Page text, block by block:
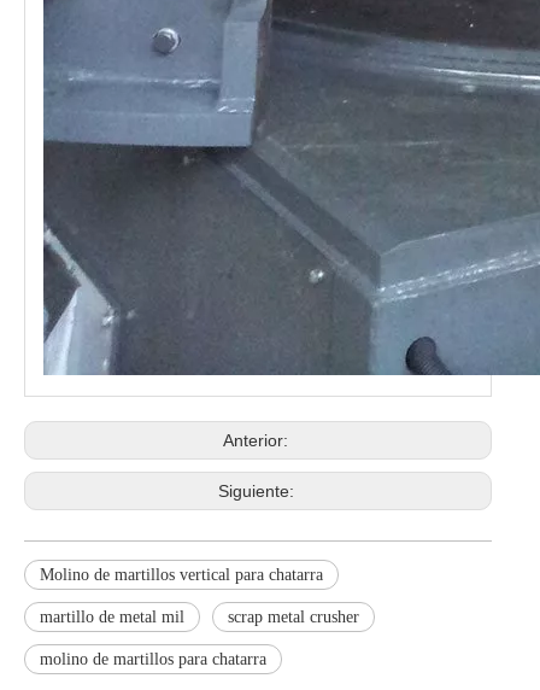
Anterior:
Siguiente:
Molino de martillos vertical para chatarra
martillo de metal mil scrap metal crusher
molino de martillos para chatarra